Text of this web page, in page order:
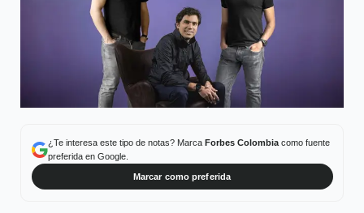
¿Te interesa este tipo de notas? Marca Forbes Colombiacomo fuente
preferida en Google.
Marcar como preferida